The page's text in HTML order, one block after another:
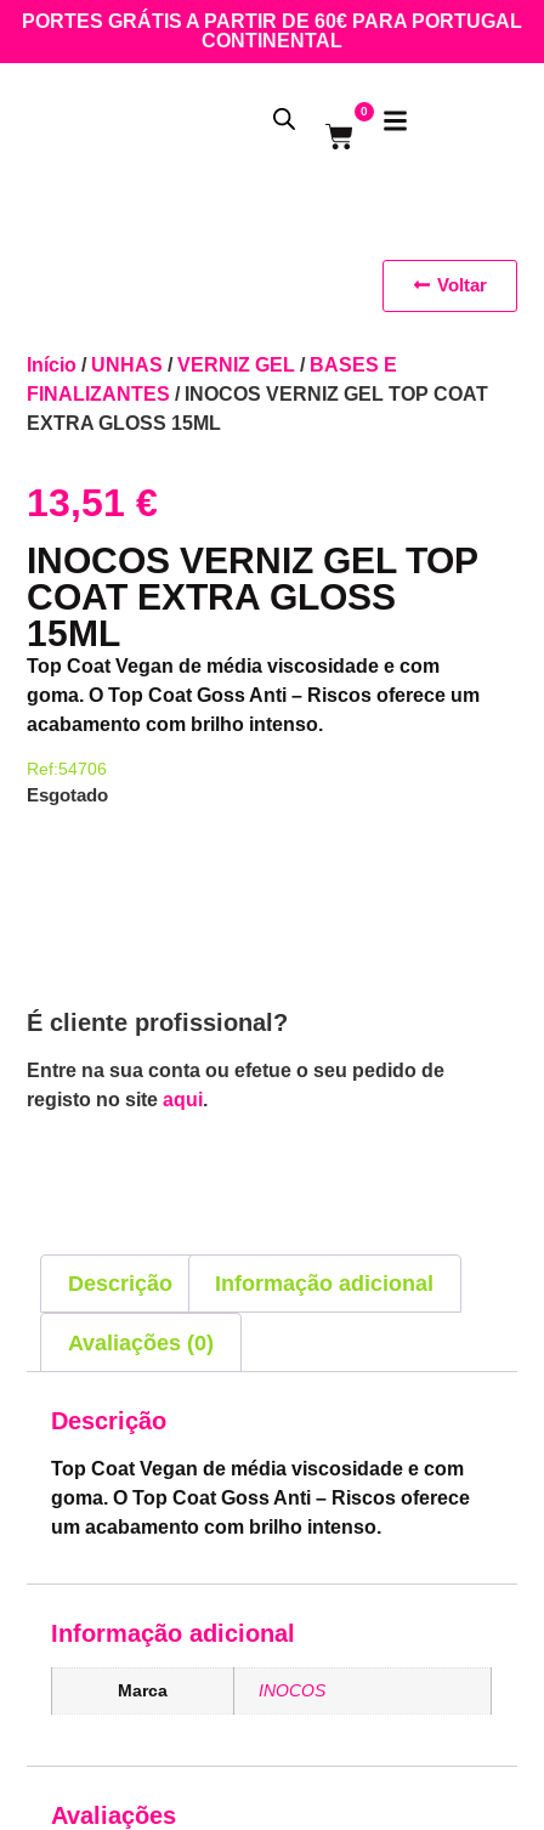
PORTES GRÁTIS A PARTIR DE 60€ PARA PORTUGAL
CONTINENTAL
0
Início / UNHAS /VERNIZ GEL / BASES E
FINALIZANTES / INOCOS VERNIZ GEL TOP COAT
EXTRA GLOSS 15ML
13,51€
INOCOS VERNIZ GEL TOP
COAT EXTRA GLOSS
15ML
Top Coat Vegan de média viscosidade e com
goma. O Top Coat Goss Anti – Riscos oferece um
acabamento com brilho intenso.
Ref:54706
Esgotado
É cliente profissional?
Entre na sua conta ou efetue o seu pedido de
registo no siteaqui.
Voltar
Descrição Informação adicional
Avaliações (0)
Descrição
Top Coat Vegan de média viscosidade e com
goma. O Top Coat Goss Anti – Riscos oferece
um acabamento com brilho intenso.
Informação adicional
Marca INOCOS
Avaliações